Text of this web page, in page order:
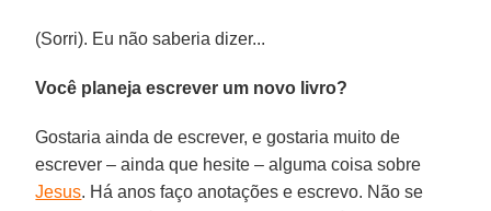
(Sorri). Eu não saberia dizer...
Você planeja escrever um novo livro?
Gostaria ainda de escrever, e gostaria muito de
escrever – ainda que hesite – alguma coisa sobre
Jesus. Há anos faço anotações e escrevo. Não se